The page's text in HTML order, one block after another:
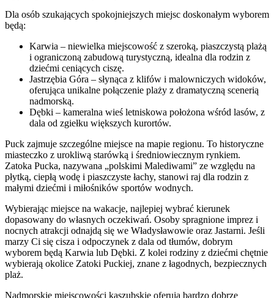
Dla osób szukających spokojniejszych miejsc doskonałym wyborem
będą:
Karwia – niewielka miejscowość z szeroką, piaszczystą plażą
i ograniczoną zabudową turystyczną, idealna dla rodzin z
dziećmi ceniących ciszę.
Jastrzębia Góra – słynąca z klifów i malowniczych widoków,
oferująca unikalne połączenie plaży z dramatyczną scenerią
nadmorską.
Dębki – kameralna wieś letniskowa położona wśród lasów, z
dala od zgiełku większych kurortów.
Puck zajmuje szczególne miejsce na mapie regionu. To historyczne
miasteczko z urokliwą starówką i średniowiecznym rynkiem.
Zatoka Pucka, nazywana „polskimi Malediwami” ze względu na
płytką, ciepłą wodę i piaszczyste łachy, stanowi raj dla rodzin z
małymi dziećmi i miłośników sportów wodnych.
Wybierając miejsce na wakacje, najlepiej wybrać kierunek
dopasowany do własnych oczekiwań. Osoby spragnione imprez i
nocnych atrakcji odnajdą się we Władysławowie oraz Jastarni. Jeśli
marzy Ci się cisza i odpoczynek z dala od tłumów, dobrym
wyborem będą Karwia lub Dębki. Z kolei rodziny z dziećmi chętnie
wybierają okolice Zatoki Puckiej, znane z łagodnych, bezpiecznych
plaż.
Nadmorskie miejscowości kaszubskie oferują bardzo dobrze